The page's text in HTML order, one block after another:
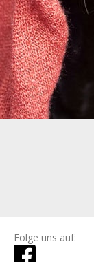
Folge uns auf: